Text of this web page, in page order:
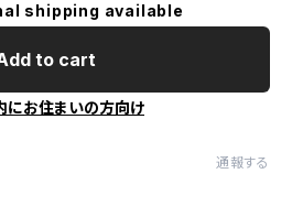
shipping available
to cart
にお住まいの方向け
通報する